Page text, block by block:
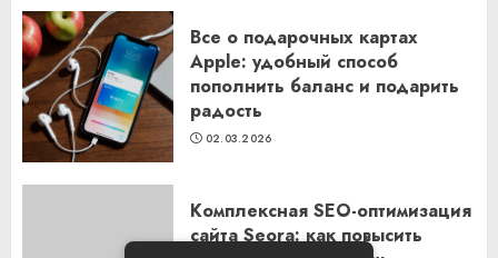
Все о подарочных картах
Apple: удобный способ
пополнить баланс и подарить
радость
02.03.2026
Комплексная SEO-оптимизация
сайта Seora: как повысить